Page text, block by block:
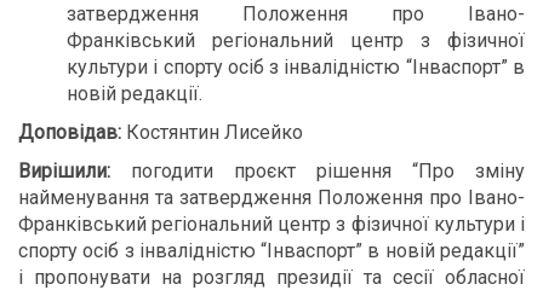
затвердження Положення про Івано-
Франківський регіональний центр з фізичної
культури і спорту осіб з інвалідністю “Інваспорт” в
новій редакції.
Доповідав: Костянтин Лисейко
Вирішили: погодити проєкт рішення “Про зміну
найменування та затвердження Положення про Івано-
Франківський регіональний центр з фізичної культури і
спорту осіб з інвалідністю “Інваспорт” в новій редакції”
і пропонувати на розгляд президії та сесії обласної